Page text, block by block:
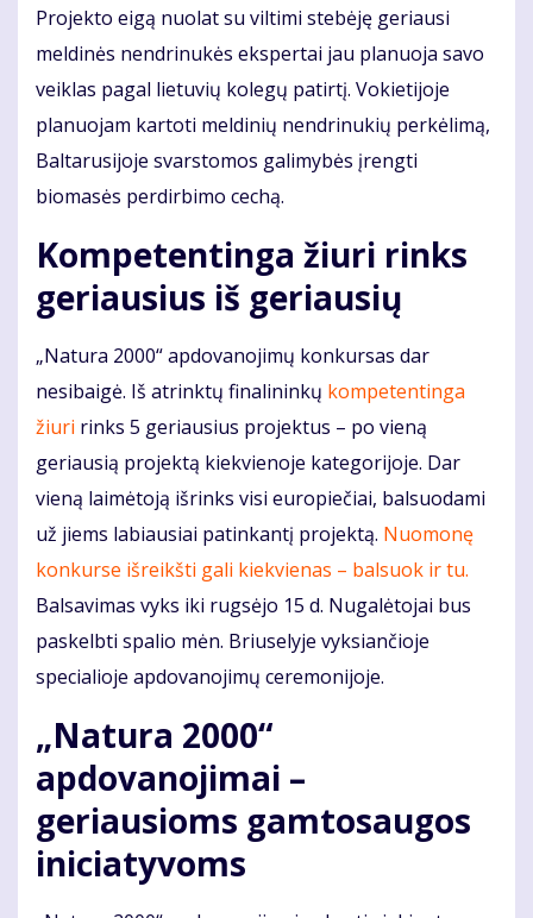
Projekto eigą nuolat su viltimi stebėję geriausi
meldinės nendrinukės ekspertai jau planuoja savo
veiklas pagal lietuvių kolegų patirtį. Vokietijoje
planuojam kartoti meldinių nendrinukių perkėlimą,
Baltarusijoje svarstomos galimybės įrengti
biomasės perdirbimo cechą.
Kompetentinga žiuri rinks
geriausius iš geriausių
„Natura 2000“ apdovanojimų konkursas dar
nesibaigė. Iš atrinktų finalininkų kompetentinga
žiuri rinks 5 geriausius projektus – po vieną
geriausią projektą kiekvienoje kategorijoje. Dar
vieną laimėtoją išrinks visi europiečiai, balsuodami
už jiems labiausiai patinkantį projektą. Nuomonę
konkurse išreikšti gali kiekvienas – balsuok ir tu.
Balsavimas vyks iki rugsėjo 15 d. Nugalėtojai bus
paskelbti spalio mėn. Briuselyje vyksiančioje
specialioje apdovanojimų ceremonijoje.
„Natura 2000“
apdovanojimai –
geriausioms gamtosaugos
iniciatyvoms